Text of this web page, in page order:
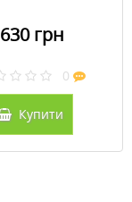
630 грн
0
Купити